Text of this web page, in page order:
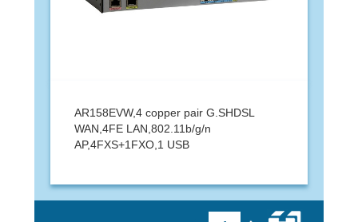
AR158EVW,4 copper pair G.SHDSL
WAN,4FE LAN,802.11b/g/n
AP,4FXS+1FXO,1 USB